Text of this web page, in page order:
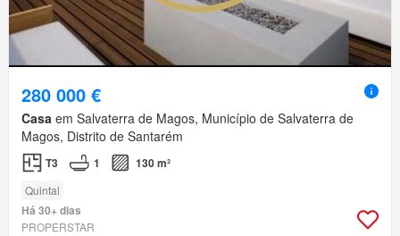
280 000 €
Casa em Salvaterra de Magos, Município de Salvaterra de
Magos, Distrito de Santarém
T3 1 130 m²
Quintal
Há 30+ dias
PROPERSTAR